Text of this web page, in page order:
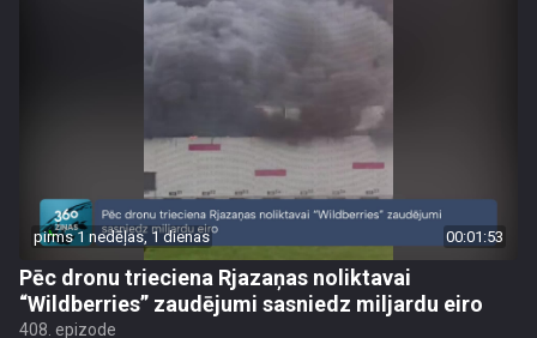
pirms 1 nedēļas, 1 dienas 00:01:53
Pēc dronu trieciena Rjazaņas noliktavai
“Wildberries” zaudējumi sasniedz miljardu eiro
408. epizode